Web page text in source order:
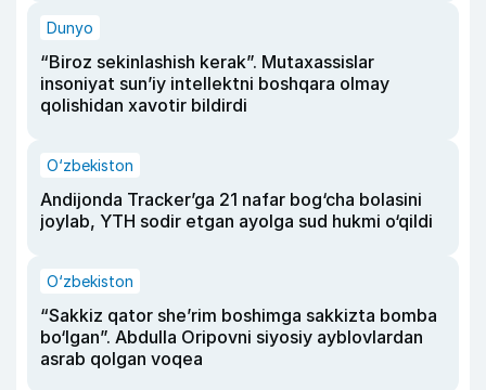
Dunyo
“Biroz sekinlashish kerak”. Mutaxassislar
insoniyat sun’iy intellektni boshqara olmay
qolishidan xavotir bildirdi
O‘zbekiston
Andijonda Tracker’ga 21 nafar bog‘cha bolasini
joylab, YTH sodir etgan ayolga sud hukmi o‘qildi
O‘zbekiston
“Sakkiz qator she’rim boshimga sakkizta bomba
bo‘lgan”. Abdulla Oripovni siyosiy ayblovlardan
asrab qolgan voqea